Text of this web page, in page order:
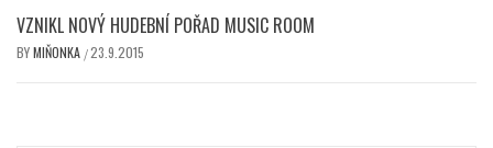
VZNIKL NOVÝ HUDEBNÍ POŘAD MUSIC ROOM
BYMIŇONKA /23.9.2015